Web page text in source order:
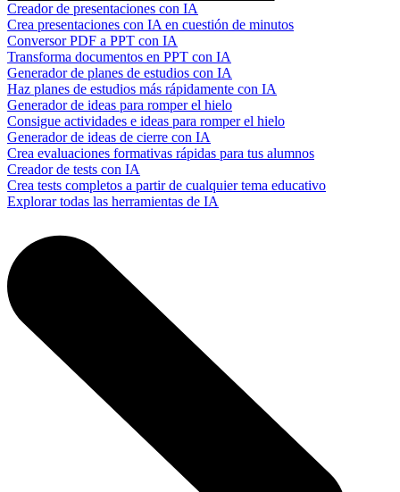
Creador de presentaciones con IA
Crea presentaciones con IA en cuestión de minutos
Conversor PDF a PPT con IA
Transforma documentos en PPT con IA
Generador de planes de estudios con IA
Haz planes de estudios más rápidamente con IA
Generador de ideas para romper el hielo
Consigue actividades e ideas para romper el hielo
Generador de ideas de cierre con IA
Crea evaluaciones formativas rápidas para tus alumnos
Creador de tests con IA
Crea tests completos a partir de cualquier tema educativo
Explorar todas las herramientas de IA